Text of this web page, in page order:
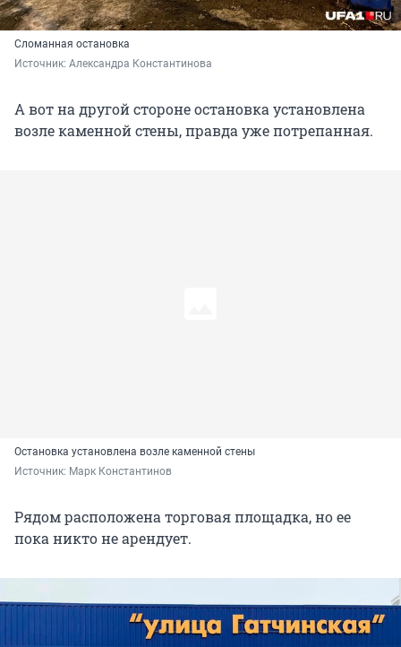
Сломанная остановка
Источник: Александра Константинова
А вот на другой стороне остановка установлена
возле каменной стены, правда уже потрепанная.
Остановка установлена возле каменной стены
Источник: Марк Константинов
Рядом расположена торговая площадка, но ее
пока никто не арендует.